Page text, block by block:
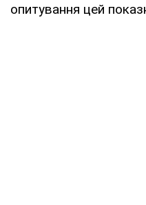
опитування цей